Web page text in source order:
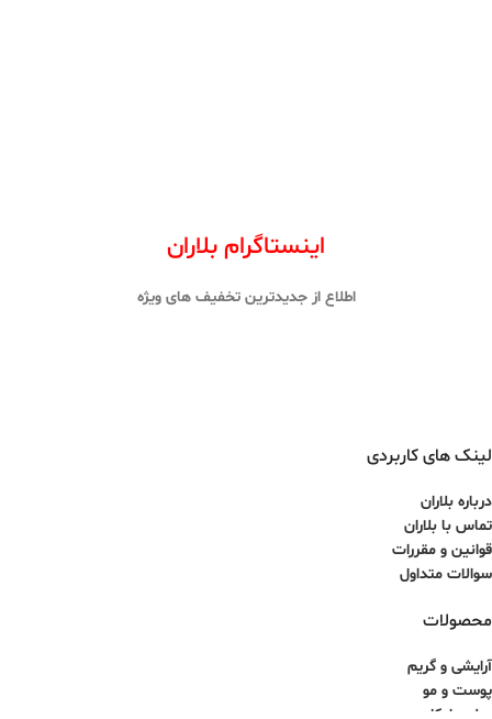
اینستاگرام بلاران
اطلاع از جدیدترین تخفیف های ویژه
لینک های کاربردی
درباره بلاران
تماس با بلاران
قوانین و مقررات
سوالات متداول
محصولات
آرایشی و گریم
پوست و مو
عطر و ادکلن